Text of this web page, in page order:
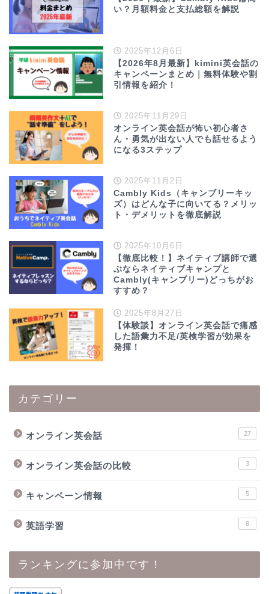
い？月額料金と支払総額を解説
2025年12月6日
【2026年8月最新】kimini英会話の
キャンペーンまとめ｜無料体験や割
引情報を紹介！
2025年11月29日
オンライン英会話が怖い初心者さ
ん・勇気が出ない人でも話せるよう
になる3ステップ
2025年11月2日
Cambly Kids（キャンブリーキッ
ズ）はどんな子に向いてる？メリッ
ト・デメリットを徹底解説
2025年10月6日
【徹底比較！】ネイティブ講師で選
ぶならネイティブキャンプと
Cambly(キャンブリー)どっちがお
すすめ？
2025年8月27日
【体験談】オンライン英会話で痛感
した語彙力不足/英検学習が効果を
発揮！
カテゴリー
オンライン英会話 27
オンライン英会話の比較 3
キャンペーン情報 5
英語学習 8
ランキングに参加中です！